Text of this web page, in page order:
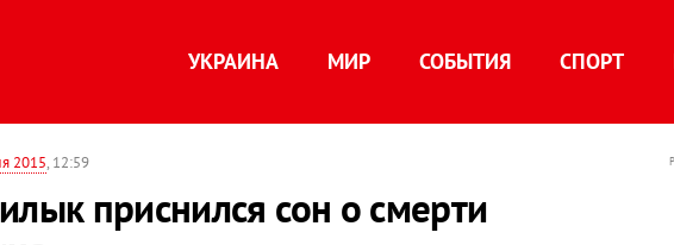
УКРАИНА МИР СОБЫТИЯ СПОРТ
2015, 12:59
приснился сон о смерти